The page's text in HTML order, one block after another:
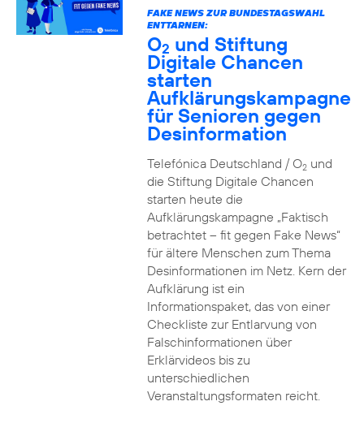
FAKE NEWS ZUR BUNDESTAGSWAHL
ENTTARNEN:
O2 und Stiftung
Digitale Chancen
starten
Aufklärungskampagne
für Senioren gegen
Desinformation
Telefónica Deutschland / O2und
die Stiftung Digitale Chancen
starten heute die
Aufklärungskampagne „Faktisch
betrachtet – fit gegen Fake News“
für ältere Menschen zum Thema
Desinformationen im Netz. Kern der
Aufklärung ist ein
Informationspaket, das von einer
Checkliste zur Entlarvung von
Falschinformationen über
Erklärvideos bis zu
unterschiedlichen
Veranstaltungsformaten reicht.